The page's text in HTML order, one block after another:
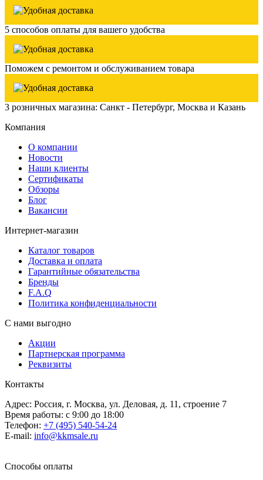
5 способов оплаты для вашего удобства
Поможем с ремонтом и обслуживанием товара
3 розничных магазина: Санкт - Петербург, Москва и Казань
Компания
О компании
Новости
Наши клиенты
Сертификаты
Обзоры
Блог
Вакансии
Интернет-магазин
Каталог товаров
Доставка и оплата
Гарантийные обязательства
Бренды
F.A.Q
Политика конфиденциальности
С нами выгодно
Акции
Партнерская программа
Реквизиты
Контакты
Адрес: Россия, г. Москва, ул. Деловая, д. 11, строение 7
Время работы: с 9:00 до 18:00
Телефон: +7 (495) 540-54-24
E-mail: info@kkmsale.ru
Способы оплаты